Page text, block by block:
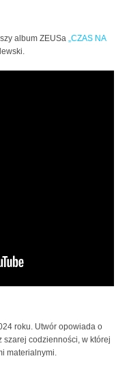
album ZEUSa „CZAS NA
roku. Utwór opowiada o
szarej codzienności, w której
materialnymi.